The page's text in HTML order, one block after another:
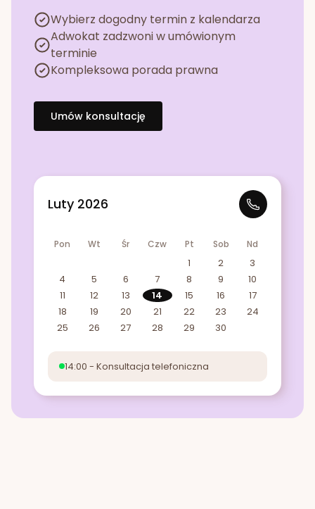
Wybierz dogodny termin z kalendarza
Adwokat zadzwoni w umówionym
terminie
Kompleksowa porada prawna
Umów konsultację
Luty 2026
Pon Wt Śr Czw Pt Sob Nd
1 2
3
4
5 6 7 8 9
10
11
12 13 14 15 16
17
18
19 20 21 22 23
24
25
26 27 28 29 30
14:00 - Konsultacja telefoniczna